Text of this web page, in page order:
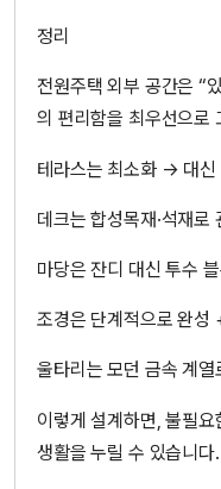
정리
전원주택 외부 공간은 “
의 편리함을 최우선으로
테라스는 최소화 → 대신
데크는 합성목재·석재로
마당은 잔디 대신 투수
조경은 단계적으로 완성
울타리는 모던 금속 계열
이렇게 설계하면, 불필
생활을 누릴 수 있습니다.